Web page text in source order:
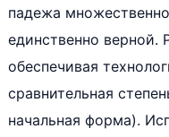
падежа
единственно верной.
обеспечивая
сравнительная
начальная форма).